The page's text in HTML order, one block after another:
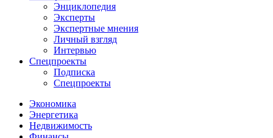
Энциклопедия
Эксперты
Экспертные мнения
Личный взгляд
Интервью
Спецпроекты
Подписка
Спецпроекты
Экономика
Энергетика
Недвижимость